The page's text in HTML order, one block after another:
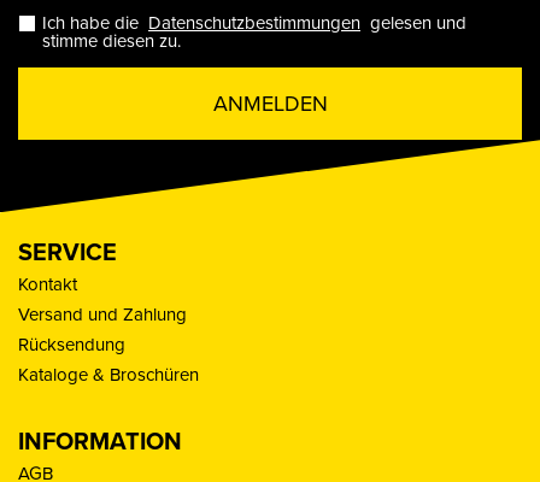
Ich habe die Datenschutzbestimmungen gelesen und
stimme diesen zu.
ANMELDEN
SERVICE
Kontakt
Versand und Zahlung
Rücksendung
Kataloge & Broschüren
INFORMATION
AGB